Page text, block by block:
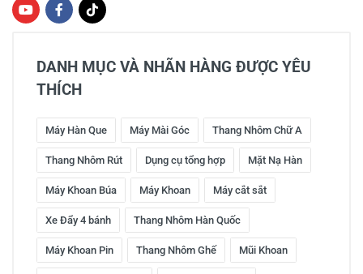
DANH MỤC VÀ NHÃN HÀNG ĐƯỢC YÊU
THÍCH
Máy Hàn Que Máy Mài Góc Thang Nhôm Chữ A
Thang Nhôm Rút Dụng cụ tổng hợp Mặt Nạ Hàn
Máy Khoan Búa Máy Khoan Máy cắt sắt
Xe Đẩy 4 bánh Thang Nhôm Hàn Quốc
Máy Khoan Pin Thang Nhôm Ghế Mũi Khoan